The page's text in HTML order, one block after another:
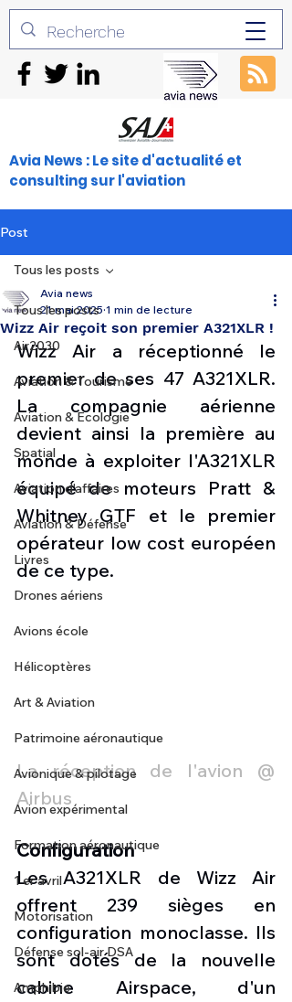
Avia News : Le site d'actualité et
consulting sur l'aviation
Post
Tous les posts
Air2030
Aviation & Tourisme
Aviation & Ecologie
Spatial
Aviation d'affaires
Aviation & Défense
Livres
Drones aériens
Avions école
Hélicoptères
Art & Aviation
Patrimoine aéronautique
Avionique & pilotage
Avion expérimental
Formation aéronautique
1 er avril
Motorisation
Défense sol-air DSA
Amphibie
Tous les posts
Wizz Air reçoit son premier A321XLR !
Avia news
21 mai 2025 1 min de lecture
Wizz Air a réceptionné le
premier de ses 47 A321XLR.
La compagnie aérienne
devient ainsi la première au
monde à exploiter l'A321XLR
équipé de moteurs Pratt &
Whitney GTF et le premier
opérateur low cost européen
de ce type.
La réception de l'avion @
Airbus
Configuration
Les A321XLR de Wizz Air
offrent 239 sièges en
configuration monoclasse. Ils
sont dotés de la nouvelle
cabine Airspace, d'un